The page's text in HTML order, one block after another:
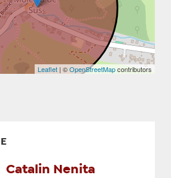
Leaflet | ©OpenStreetMapcontributors
Catalin Nenita